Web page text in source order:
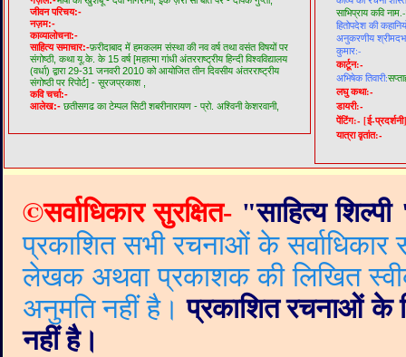
जीवन परिचय:-
नज़म:-
काव्यालोचना:-
साहित्य समाचार:-फ़रीदाबाद में हमकलम संस्था की नव वर्ष तथा वसंत विषयों पर
संगोष्ठी, कथा यू.के. के 15 वर्ष [महात्मा गांधी अंतरराष्ट्रीय हिन्दी विश्वविद्यालय
(वर्धा) द्वारा 29-31 जनवरी 2010 को आयोजित तीन दिवसीय अंतरराष्ट्रीय
संगोष्ठी पर रिपोर्ट] - सूरजप्रकाश ,
कवि चर्चा:-
आलेख:- छतीसगढ का टेम्पल सिटी शबरीनारायण - प्रो. अश्विनी केशरवानी,
साभिप्राय कवि
हितोपदेश की
अनुकरणीय
कुमार:-
कार्टून:-
अभिषेक तिवारी:
लघु कथा:-
डायरी:-
पेंटिंग:- [ई-
यात्रा वृतांत:-
©सर्वाधिकार सुरक्षित- "साहित्य शिल्पी
प्रकाशित सभी रचनाओं के
लेखक अथवा प्रकाशक की लिखित
अनुमति नहीं है। प्रकाशित रचनाओं के
नहीं है।